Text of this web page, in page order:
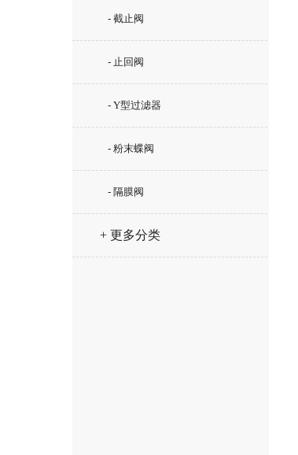
- 截止阀
- 止回阀
- Y型过滤器
- 粉末蝶阀
- 隔膜阀
+ 更多分类